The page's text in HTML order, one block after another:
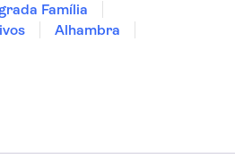
Família
Alhambra